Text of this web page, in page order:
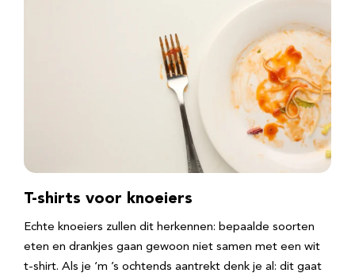
T-shirts voor knoeiers
Echte knoeiers zullen dit herkennen: bepaalde soorten
eten en drankjes gaan gewoon niet samen met een wit
t-shirt. Als je ‘m ’s ochtends aantrekt denk je al: dit gaat